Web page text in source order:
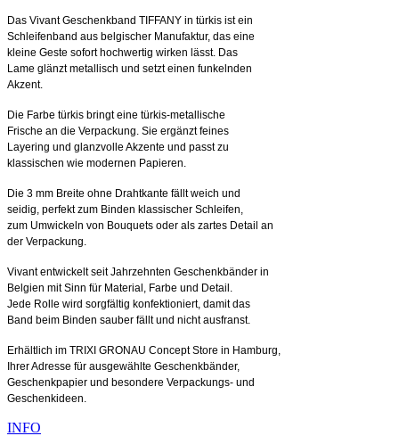
Das Vivant Geschenkband TIFFANY in türkis ist ein
Schleifenband aus belgischer Manufaktur, das eine
kleine Geste sofort hochwertig wirken lässt. Das
Lame glänzt metallisch und setzt einen funkelnden
Akzent.
Die Farbe türkis bringt eine türkis-metallische
Frische an die Verpackung. Sie ergänzt feines
Layering und glanzvolle Akzente und passt zu
klassischen wie modernen Papieren.
Die 3 mm Breite ohne Drahtkante fällt weich und
seidig, perfekt zum Binden klassischer Schleifen,
zum Umwickeln von Bouquets oder als zartes Detail an
der Verpackung.
Vivant entwickelt seit Jahrzehnten Geschenkbänder in
Belgien mit Sinn für Material, Farbe und Detail.
Jede Rolle wird sorgfältig konfektioniert, damit das
Band beim Binden sauber fällt und nicht ausfranst.
Erhältlich im TRIXI GRONAU Concept Store in Hamburg,
Ihrer Adresse für ausgewählte Geschenkbänder,
Geschenkpapier und besondere Verpackungs- und
Geschenkideen.
INFO